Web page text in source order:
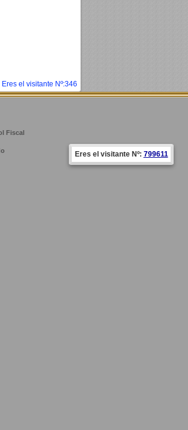
Eres el visitante Nº:346
Fiscal
Eres el visitante Nº: 799611